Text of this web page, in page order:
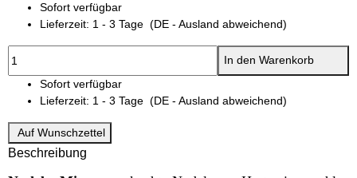
Sofort verfügbar
Lieferzeit: 1 - 3 Tage (DE - Ausland abweichend)
In den Warenkorb
Sofort verfügbar
Lieferzeit: 1 - 3 Tage (DE - Ausland abweichend)
Auf Wunschzettel
Beschreibung